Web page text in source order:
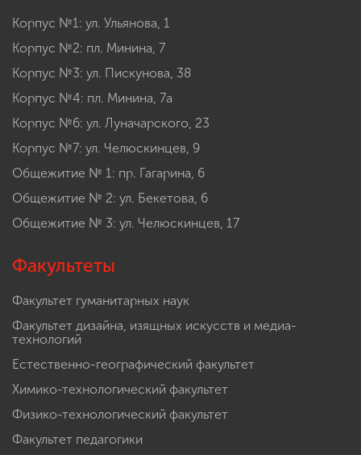
Корпус №1: ул. Ульянова, 1
Корпус №2: пл. Минина, 7
Корпус №3: ул. Пискунова, 38
Корпус №4: пл. Минина, 7а
Корпус №6: ул. Луначарского, 23
Корпус №7: ул. Челюскинцев, 9
Общежитие № 1: пр. Гагарина, 6
Общежитие № 2: ул. Бекетова, 6
Общежитие № 3: ул. Челюскинцев, 17
Факультеты
Факультет гуманитарных наук
Факультет дизайна, изящных искусств и медиа-
технологий
Естественно-географический факультет
Химико-технологический факультет
Физико-технологический факультет
Факультет педагогики